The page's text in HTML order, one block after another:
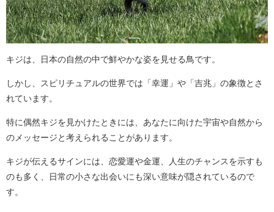
キジは、日本の自然の中で鮮やかな姿を見せる鳥です。
しかし、スピリチュアルの世界では「幸運」や「吉兆」の象徴とさ
れています。
特に偶然キジを見かけたときには、あなたに向けた宇宙や自然から
のメッセージと考えられることがあります。
キジが伝えるサインには、恋愛運や金運、人生のチャンスを示すも
のも多く、日常の小さな出会いにも深い意味が隠されているので
す。